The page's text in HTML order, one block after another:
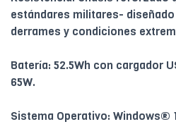
estándares militares-
derrames y condiciones
Batería: 52.5Wh con cargador
65W.
Sistema Operativo: Windows®